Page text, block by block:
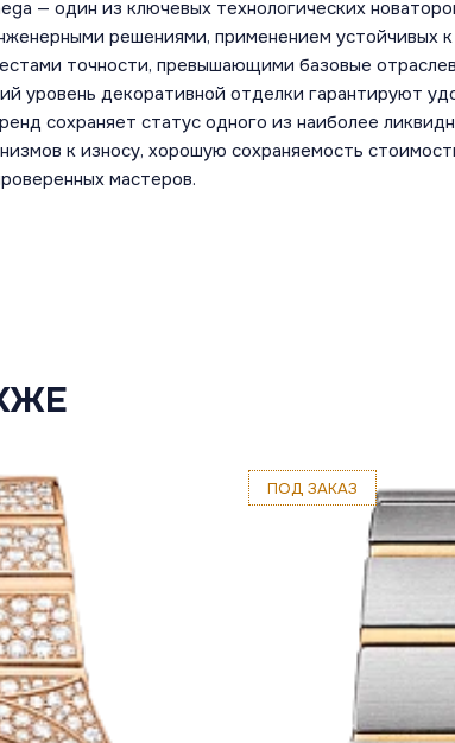
— один из ключевых технологических
решениями, применением устойчивых
точности, превышающими базовые
уровень декоративной отделки гарантируют
сохраняет статус одного из наиболее
к износу, хорошую сохраняемость
мастеров.
ПОД ЗАКАЗ